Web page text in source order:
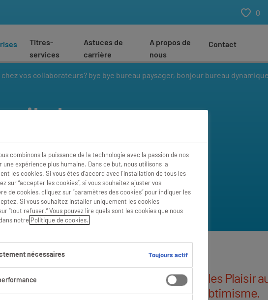
Titres-
services
Astuces de
carrière
A propos de
nous
Contact
0
vos collaborateurs? bye bye bureau paysager, bonjour bureau
chez vos
bureau
dynamique!
plus d'articles Plaisir
travail et jobtimisme.
combinons la puissance de la technologie avec la passion de nos
expérience plus humaine. Dans ce but, nous utilisons la
les cookies. Si vous êtes d'accord avec l'installation de tous les
sur “accepter les cookies”, si vous souhaitez ajuster vos
de cookies, cliquez sur “paramètres des cookies” pour indiquer les
Si vous souhaitez installer uniquement les cookies
“tout refuser.” Vous pouvez lire quels sont les cookies que nous
notre Politique de cookies.
nécessaires Toujours actif